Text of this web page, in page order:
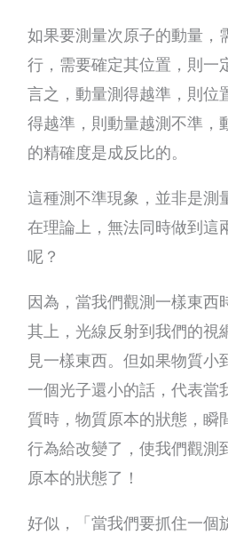
如果要測量次原子的動量，
行，需要確定其位置，則一
言之，動量測得越準，則位
得越準，則動量越測不準，
的精確度是成反比的。
這種測不準現象，並非是測
在理論上，無法同時做到這
呢？
因為，當我們觀測一樣東西
其上，光線反射到我們的視
見一樣東西。但如果物質小
一個光子還小的話，代表當
質時，物質原本的狀態，瞬
行為給改變了，使我們觀測
原本的狀態了！
好似，「當我們要抓住一個